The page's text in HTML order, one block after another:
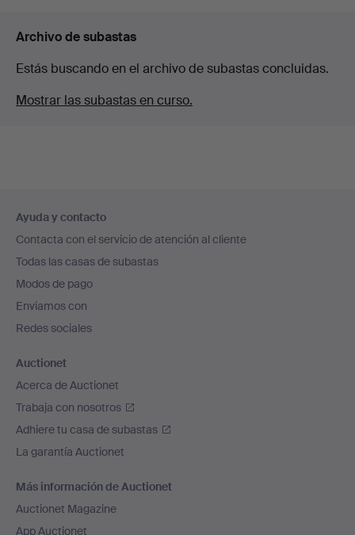
Archivo de subastas
Estás buscando en el archivo de subastas concluidas.
Mostrar las subastas en curso.
en
el
pie
de
página
Ayuda y contacto
Contacta con el servicio de atención al cliente
Todas las casas de subastas
Modos de pago
Enviamos con
Redes sociales
Auctionet
Acerca de Auctionet
Trabaja con nosotros
Adhiere tu casa de subastas
La garantía Auctionet
Más información de Auctionet
Auctionet Magazine
App Auctionet